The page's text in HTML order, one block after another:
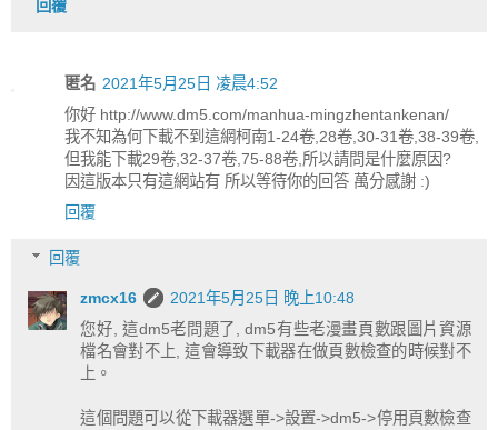
回覆
匿名 2021年5月25日 凌晨4:52
你好 http://www.dm5.com/manhua-mingzhentankenan/
我不知為何下載不到這網柯南1-24卷,28卷,30-31卷,38-39卷,
但我能下載29卷,32-37卷,75-88卷,所以請問是什麼原因?
因這版本只有這網站有 所以等待你的回答 萬分感謝 :)
回覆
回覆
zmcx16
2021年5月25日 晚上10:48
您好, 這dm5老問題了, dm5有些老漫畫頁數跟圖片資源
檔名會對不上, 這會導致下載器在做頁數檢查的時候對不
上。
這個問題可以從下載器選單->設置->dm5->停用頁數檢查